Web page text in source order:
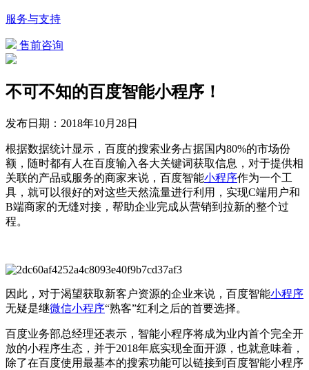
服务与支持
售前咨询
不可不知的百度智能小程序！
发布日期： 2018年10月28日
根据数据统计显示，百度的搜索业务占据国内80%的市场份
额，随时都有人在百度输入各大关键词获取信息，对于提供相
关联的产品或服务的商家来说，百度智能小程序作为一个工
具，就可以很好的对这些天然流量进行利用，实现C端用户和
B端商家的无缝对接，帮助企业完成从营销到拉新的整个过
程。
因此，对于渴望获取新客户资源的企业来说，百度智能小程序
无疑是继微信小程序“熟客”红利之后的首要选择。
百度业务部总经理还表示，智能小程序将成为业内首个完全开
放的小程序生态，并于2018年底实现全面开源，也就意味着，
除了在百度使用最基本的搜索功能可以链接到百度智能小程序